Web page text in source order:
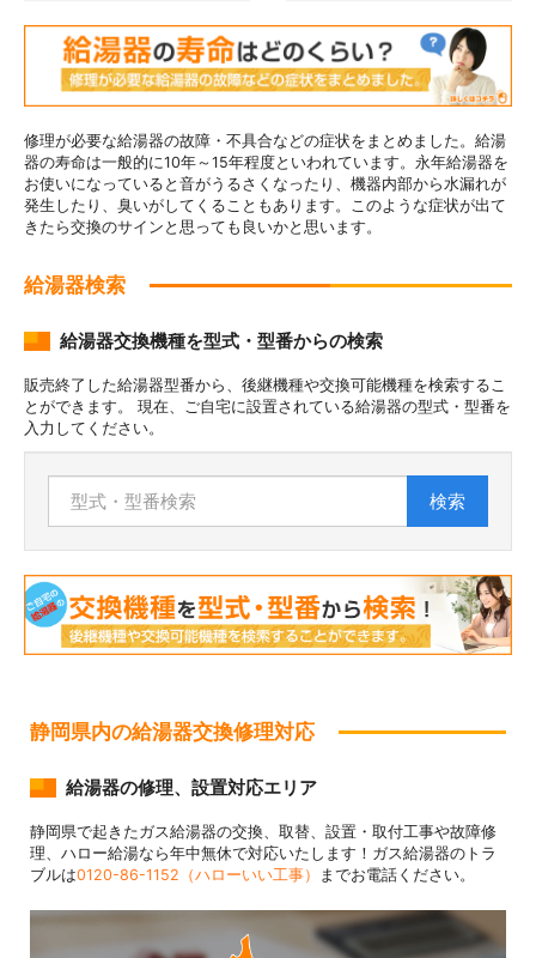
修理が必要な給湯器の故障・不具合などの症状をまとめました。給湯
器の寿命は一般的に10年～15年程度といわれています。永年給湯器を
お使いになっていると音がうるさくなったり、機器内部から水漏れが
発生したり、臭いがしてくることもあります。このような症状が出て
きたら交換のサインと思っても良いかと思います。
給湯器検索
給湯器交換機種を型式・型番からの検索
販売終了した給湯器型番から、後継機種や交換可能機種を検索するこ
とができます。 現在、ご自宅に設置されている給湯器の型式・型番を
入力してください。
検索
静岡県内の給湯器交換修理対応
給湯器の修理、設置対応エリア
静岡県で起きたガス給湯器の交換、取替、設置・取付工事や故障修
理、ハロー給湯なら年中無休で対応いたします！ガス給湯器のトラ
ブルは0120-86-1152（ハローいい工事） までお電話ください。